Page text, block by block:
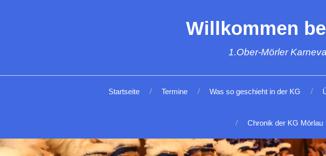
Willkommen
1.Ober-Mörler
Startseite Termine Was so geschieht in der KG
Chronik der KG Mörlau